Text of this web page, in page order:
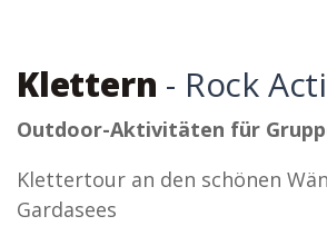
Klettern - Rock
Outdoor-Aktivitäten für
Klettertour an den schönen
Gardasees